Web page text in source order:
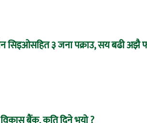
सिइओसहित ३ जना पक्राउ, सय बढी अझै